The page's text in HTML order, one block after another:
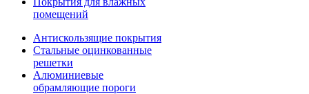
помещений
Антискользящие покрытия
Стальные оцинкованные
решетки
Алюминиевые
обрамляющие пороги